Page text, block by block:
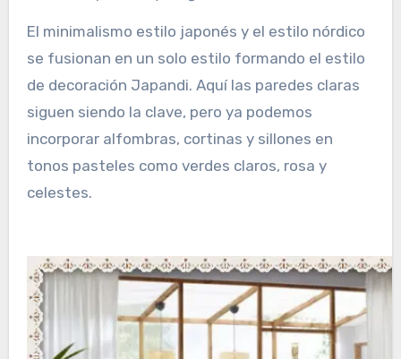
El minimalismo estilo japonés y el estilo nórdico
se fusionan en un solo estilo formando el estilo
de decoración Japandi. Aquí las paredes claras
siguen siendo la clave, pero ya podemos
incorporar alfombras, cortinas y sillones en
tonos pasteles como verdes claros, rosa y
celestes.